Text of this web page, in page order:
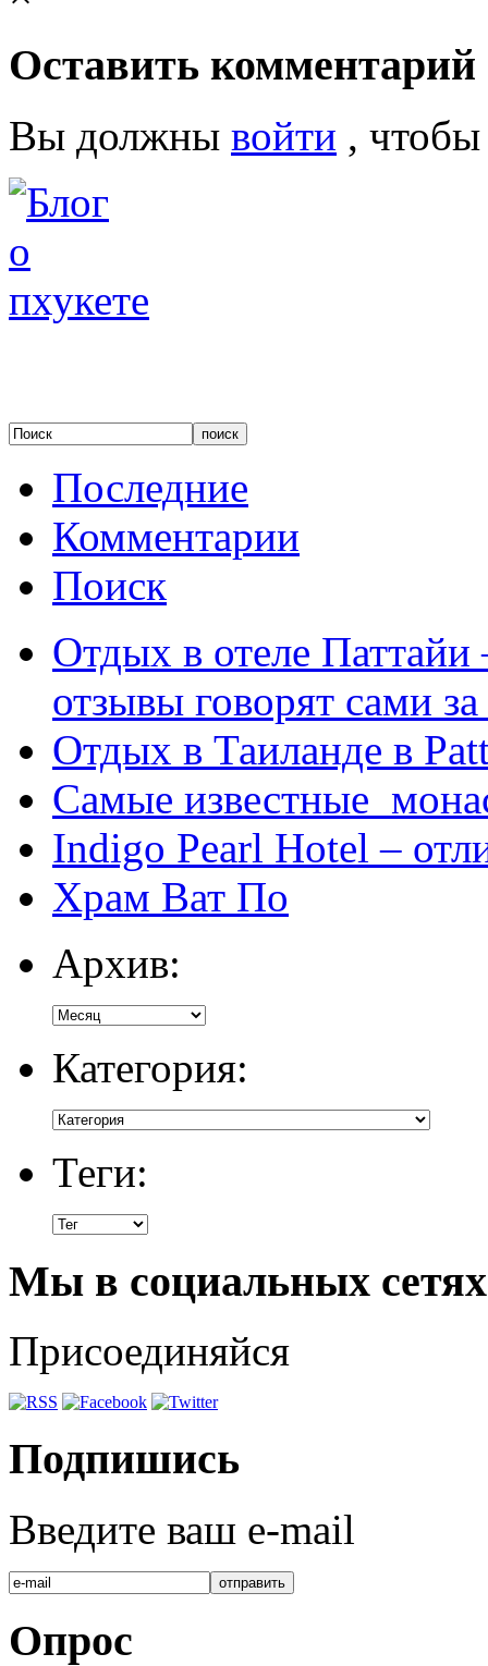
Оставить комментарий
Вы должны войти ,
Последние
Комментарии
Поиск
Отдых в отеле
отзывы говорят сами за
Отдых в Таиланде в
Самые известные
Indigo Pearl Hotel –
Храм Ват По
Архив:
Категория:
Теги:
Мы в социальных сетях
Присоединяйся
Подпишись
Введите ваш e-mail
Опрос